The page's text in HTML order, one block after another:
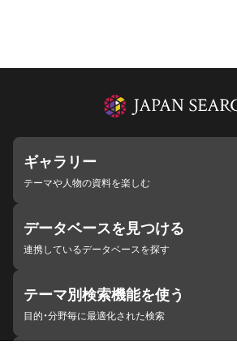
ギャラリー
テーマや人物の資料を楽しむ
データベースを見つける
連携しているデータベースを探す
テーマ別検索機能を使う
目的・分野毎に最適化された検索